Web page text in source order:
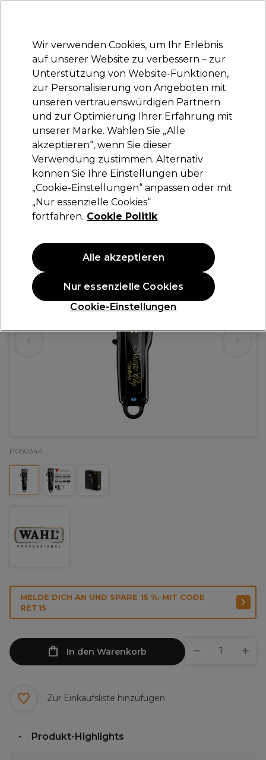
Anmelden
Marken Deals Haare Elektrogeräte Saloneinrichtung
Lieferung und Lieferzeiten
– mehr erfahren
Wahl Magic Clip Cordless Haarschneider –
Schwarz
204,49 €
P050344
MELDE DICH AN UND SPARE 15 %: MIT CODE
RET15
In den Warenkorb
Zur Einkaufsliste hinzufügen
Produkt-Highlights
Wir verwenden Cookies, um Ihr Erlebnis
auf unserer Website zu verbessern – zur
Unterstützung von Website-Funktionen,
zur Personalisierung von Angeboten mit
unseren vertrauenswürdigen Partnern
und zur Optimierung Ihrer Erfahrung mit
unserer Marke. Wählen Sie „Alle
akzeptieren“, wenn Sie dieser
Verwendung zustimmen. Alternativ
können Sie Ihre Einstellungen über
„Cookie-Einstellungen“ anpassen oder mit
„Nur essenzielle Cookies“
fortfahren. Cookie Politik
Cookie-Einstellungen
Nur essenzielle Cookies
Alle akzeptieren